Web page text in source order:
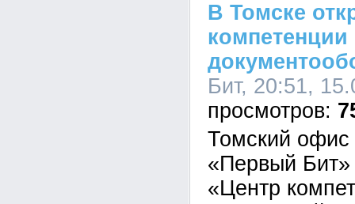
В Томске
Бит, 20:51,
Томский офис
«Первый Бит»
«Центр